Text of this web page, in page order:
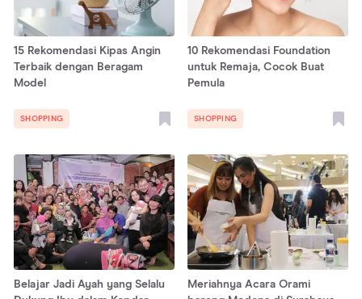
15 Rekomendasi Kipas Angin
Terbaik dengan Beragam
Model
SHOPPING
10 Rekomendasi Foundation
untuk Remaja, Cocok Buat
Pemula
SHOPPING
Belajar Jadi Ayah yang Selalu
Meriahnya Acara Orami